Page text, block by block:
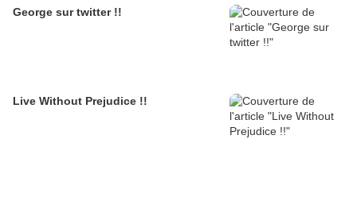
George sur twitter !!
Live Without Prejudice !!